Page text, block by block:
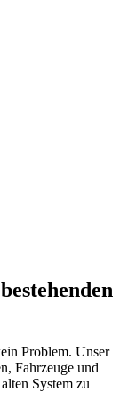
Problem. Unser
Fahrzeuge und
System zu